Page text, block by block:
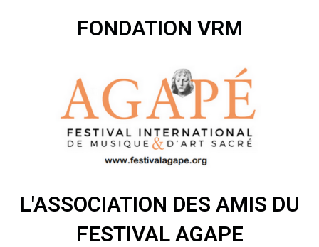
FONDATION VRM
L'ASSOCIATION DES AMIS DU
FESTIVAL AGAPE